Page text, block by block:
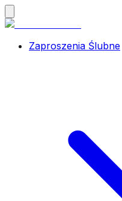
Zaproszenia Ślubne